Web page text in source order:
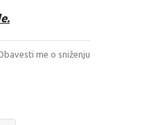
me o sniženju